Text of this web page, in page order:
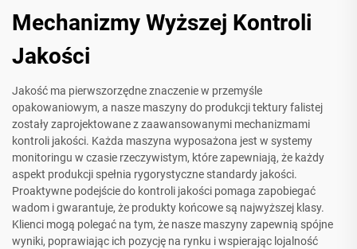
Mechanizmy Wyższej Kontroli
Jakości
Jakość ma pierwszorzędne znaczenie w przemyśle
opakowaniowym, a nasze maszyny do produkcji tektury falistej
zostały zaprojektowane z zaawansowanymi mechanizmami
kontroli jakości. Każda maszyna wyposażona jest w systemy
monitoringu w czasie rzeczywistym, które zapewniają, że każdy
aspekt produkcji spełnia rygorystyczne standardy jakości.
Proaktywne podejście do kontroli jakości pomaga zapobiegać
wadom i gwarantuje, że produkty końcowe są najwyższej klasy.
Klienci mogą polegać na tym, że nasze maszyny zapewnią spójne
wyniki, poprawiając ich pozycję na rynku i wspierając lojalność